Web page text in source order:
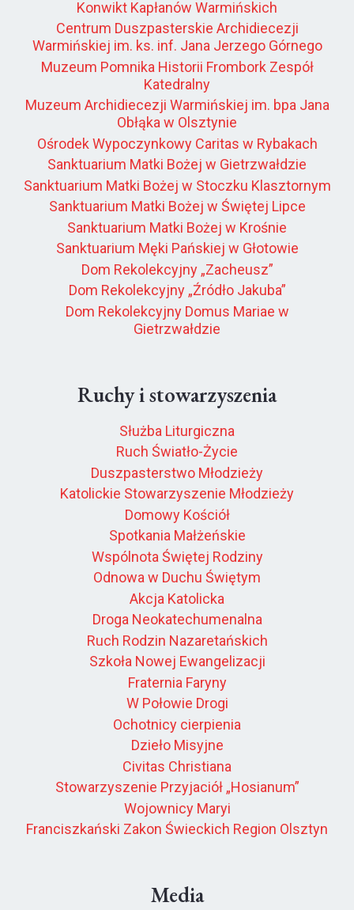
Konwikt Kapłanów Warmińskich
Centrum Duszpasterskie Archidiecezji
Warmińskiej im. ks. inf. Jana Jerzego Górnego
Muzeum Pomnika Historii Frombork Zespół
Katedralny
Muzeum Archidiecezji Warmińskiej im. bpa Jana
Obłąka w Olsztynie
Ośrodek Wypoczynkowy Caritas w Rybakach
Sanktuarium Matki Bożej w Gietrzwałdzie
Sanktuarium Matki Bożej w Stoczku Klasztornym
Sanktuarium Matki Bożej w Świętej Lipce
Sanktuarium Matki Bożej w Krośnie
Sanktuarium Męki Pańskiej w Głotowie
Dom Rekolekcyjny „Zacheusz”
Dom Rekolekcyjny „Źródło Jakuba”
Dom Rekolekcyjny Domus Mariae w
Gietrzwałdzie
Ruchy i stowarzyszenia
Służba Liturgiczna
Ruch Światło-Życie
Duszpasterstwo Młodzieży
Katolickie Stowarzyszenie Młodzieży
Domowy Kościół
Spotkania Małżeńskie
Wspólnota Świętej Rodziny
Odnowa w Duchu Świętym
Akcja Katolicka
Droga Neokatechumenalna
Ruch Rodzin Nazaretańskich
Szkoła Nowej Ewangelizacji
Fraternia Faryny
W Połowie Drogi
Ochotnicy cierpienia
Dzieło Misyjne
Civitas Christiana
Stowarzyszenie Przyjaciół „Hosianum”
Wojownicy Maryi
Franciszkański Zakon Świeckich Region Olsztyn
Media